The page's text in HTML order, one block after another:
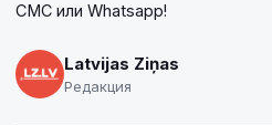
СМС или Whatsapp!
Latvijas Ziņas
Редакция